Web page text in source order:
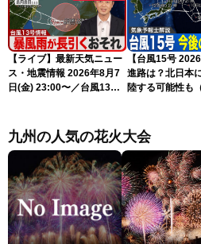
【ライブ】最新天気ニュー
ス・地震情報 2026年8月7
日(金) 23:00〜／台風13号
【台風15号
進路は？北日本
陸する可能性も
九州の人気の花火大会